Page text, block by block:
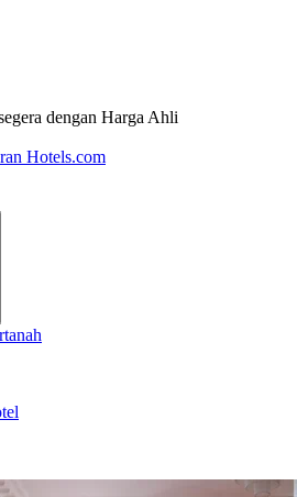
dengan Harga Ahli
Hotels.com